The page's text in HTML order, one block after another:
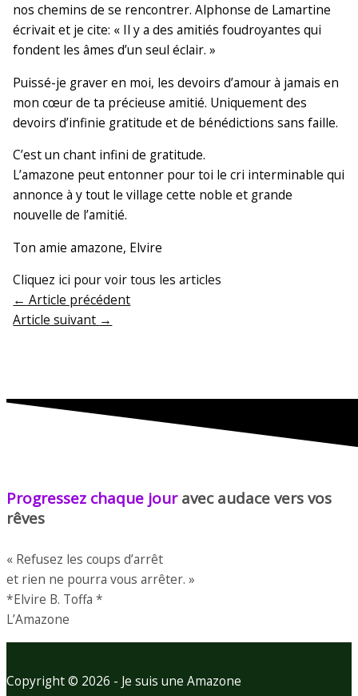
nos chemins de se rencontrer. Alphonse de Lamartine
écrivait et je cite: « Il y a des amitiés foudroyantes qui
fondent les âmes d’un seul éclair. »
Puissé-je graver en moi, les devoirs d’amour à jamais en
mon cœur de ta précieuse amitié. Uniquement des
devoirs d’infinie gratitude et de bénédictions sans faille.
C’est un chant infini de gratitude.
L’amazone peut entonner pour toi le cri interminable qui
annonce à y tout le village cette noble et grande
nouvelle de l’amitié.
Ton amie amazone, Elvire
Cliquez ici pour voir tous les articles
← Article précédent
Article suivant →
Progressez chaque jour avec audace vers vos
rêves
« Refusez les coups d’arrêt
et rien ne pourra vous arrêter. »
*Elvire B. Toffa *
L’Amazone
Copyright © 2026 - Je suis une Amazone